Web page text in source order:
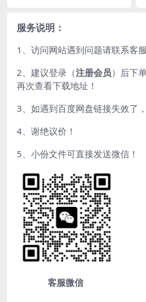
服务说明：
1、访问网站遇到问题请联系客
2、建议登录（注册会员）后下
再次查看下载地址！
3、如遇到百度网盘链接失效了
4、谢绝议价！
5、小份文件可直接发送微信！
客服微信